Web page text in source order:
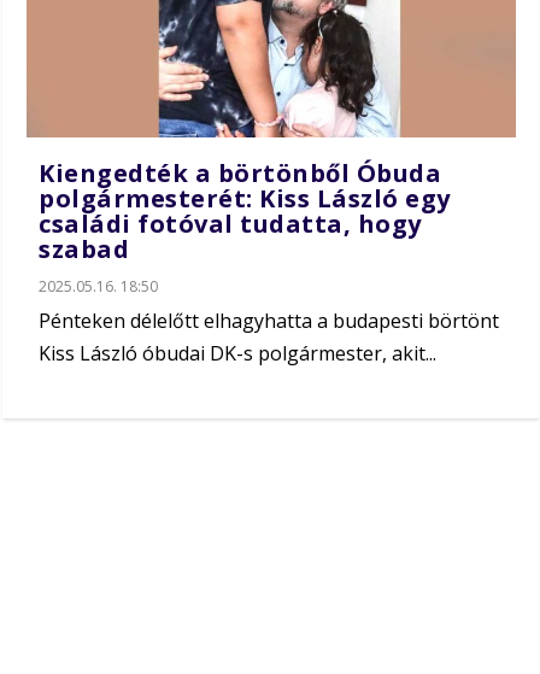
Kiengedték a börtönből Óbuda
polgármesterét: Kiss László egy
családi fotóval tudatta, hogy
szabad
2025.05.16. 18:50
Pénteken délelőtt elhagyhatta a budapesti börtönt
Kiss László óbudai DK-s polgármester, akit...